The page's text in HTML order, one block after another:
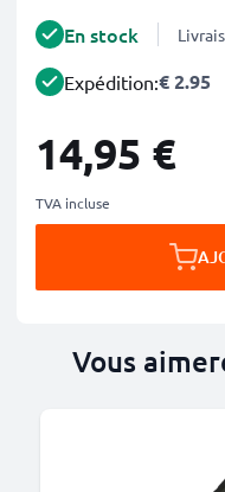
En stock
Expédition:€ 2.95
14,95 €
TVA incluse
Vous